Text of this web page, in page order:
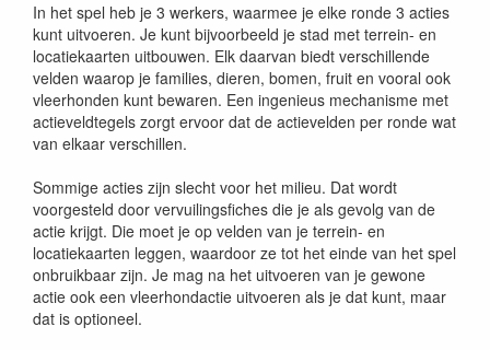
In het spel heb je 3 werkers, waarmee je elke ronde 3 acties
kunt uitvoeren. Je kunt bijvoorbeeld je stad met terrein- en
locatiekaarten uitbouwen. Elk daarvan biedt verschillende
velden waarop je families, dieren, bomen, fruit en vooral ook
vleerhonden kunt bewaren. Een ingenieus mechanisme met
actieveldtegels zorgt ervoor dat de actievelden per ronde wat
van elkaar verschillen.
Sommige acties zijn slecht voor het milieu. Dat wordt
voorgesteld door vervuilingsfiches die je als gevolg van de
actie krijgt. Die moet je op velden van je terrein- en
locatiekaarten leggen, waardoor ze tot het einde van het spel
onbruikbaar zijn. Je mag na het uitvoeren van je gewone
actie ook een vleerhondactie uitvoeren als je dat kunt, maar
dat is optioneel.